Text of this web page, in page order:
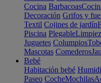
Cocina Barbacoas
Decoración Grifos y
Textil Cojines de jardín
Piscina Plegable
Juguetes Columpios
Mascotas Comederos
Bebé
Habitación bebé
Paseo CocheMochilas